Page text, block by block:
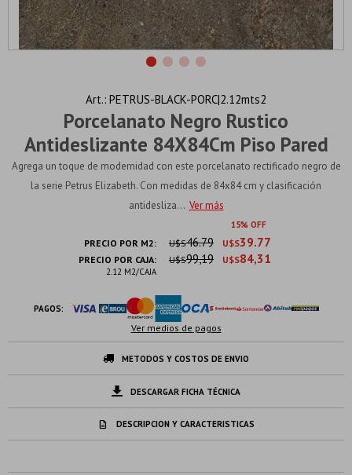
Porcelanato Negro Rustico
Antideslizante 84X84Cm Piso Pared
PETRUS-BLACK-PORC|2.12mts2
Agrega un toque de modernidad con este porcelanato rectificado negro de
la serie Petrus Elizabeth. Con medidas de 84x84 cm y clasificación
antidesliza... Ver más
15
PRECIO POR M2: U$S39.77
U$S46.79
PRECIO POR CAJA:
2.12 M2/CAJA
U$S84,31
U$S99,19
PAGOS:
Ver medios de pagos
METODOS Y COSTOS DE ENVIO
DESCARGAR FICHA TÉCNICA
DESCRIPCION Y CARACTERISTICAS